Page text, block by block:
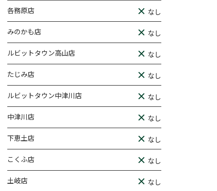
各務原店 なし
みのかも店 なし
ルビットタウン高山店 なし
たじみ店 なし
ルビットタウン中津川店 なし
中津川店 なし
下恵土店 なし
こくふ店 なし
土岐店 なし